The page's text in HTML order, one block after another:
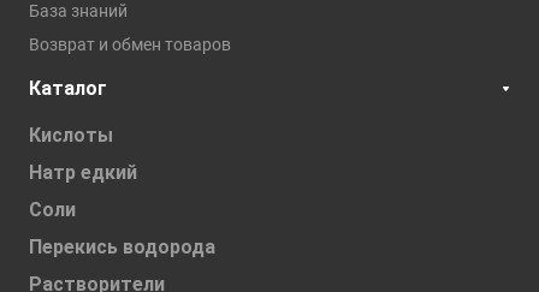
База знаний
Возврат и обмен товаров
Каталог
Кислоты
Натр едкий
Соли
Перекись водорода
Растворители